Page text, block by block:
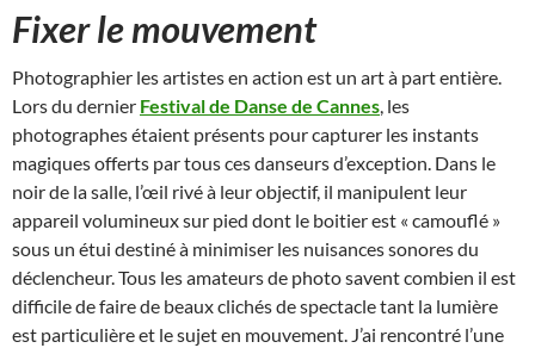
Fixer le mouvement
Photographier les artistes en action est un art à part entière.
Lors du dernier Festival de Danse de Cannes, les
photographes étaient présents pour capturer les instants
magiques offerts par tous ces danseurs d’exception. Dans le
noir de la salle, l’œil rivé à leur objectif, il manipulent leur
appareil volumineux sur pied dont le boitier est « camouflé »
sous un étui destiné à minimiser les nuisances sonores du
déclencheur. Tous les amateurs de photo savent combien il est
difficile de faire de beaux clichés de spectacle tant la lumière
est particulière et le sujet en mouvement. J’ai rencontré l’une